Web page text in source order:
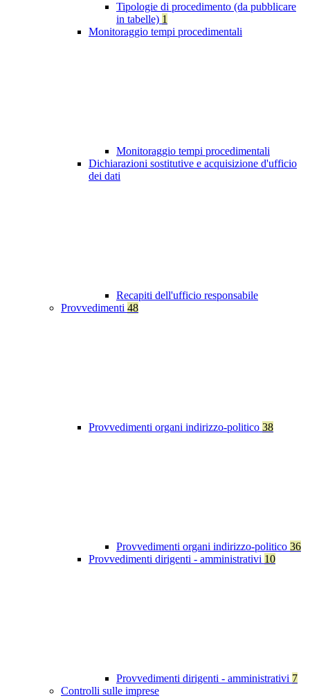
Tipologie di procedimento (da pubblicare
in tabelle) 1
Monitoraggio tempi procedimentali
Monitoraggio tempi procedimentali
Dichiarazioni sostitutive e acquisizione d'ufficio
dei dati
Recapiti dell'ufficio responsabile
Provvedimenti 48
Provvedimenti organi indirizzo-politico 38
Provvedimenti organi indirizzo-politico 36
Provvedimenti dirigenti - amministrativi 10
Provvedimenti dirigenti - amministrativi 7
Controlli sulle imprese